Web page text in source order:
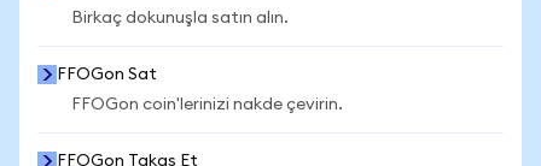
Birkaç dokunuşla satın alın.
FFOGon Sat
FFOGon coin'lerinizi nakde çevirin.
FFOGon Takas Et